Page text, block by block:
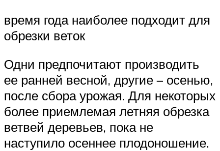
время года наиболее подходит для
обрезки веток
Одни предпочитают производить
ее ранней весной, другие – осенью,
после сбора урожая. Для некоторых
более приемлемая летняя обрезка
ветвей деревьев, пока не
наступило осеннее плодоношение.